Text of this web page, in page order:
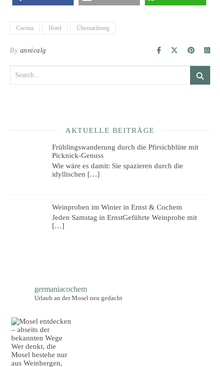
Corona Hotel Übernachtung
By annicalg
AKTUELLE BEITRÄGE
Frühlingswanderung durch die Pfirsichblüte mit
Picknick-Genuss
Wie wäre es damit: Sie spazieren durch die
idyllischen […]
Weinproben im Winter in Ernst & Cochem
Jeden Samstag in ErnstGeführte Weinprobe mit
[…]
germaniacochem
Urlaub an der Mosel neu gedacht